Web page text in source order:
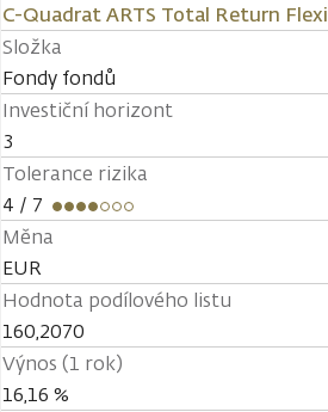
C-Quadrat ARTS Total Return
Složka
Fondy fondů
Investiční horizont
3
Tolerance rizika
4 / 7
Měna
EUR
Hodnota podílového listu
160,2070
Výnos (1 rok)
16,16 %